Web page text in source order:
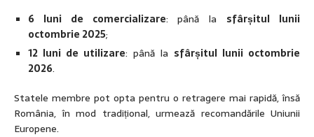
6 luni de comercializare: până la sfârșitul lunii
octombrie 2025;
12 luni de utilizare: până la sfârșitul lunii octombrie
2026.
Statele membre pot opta pentru o retragere mai rapidă, însă
România, în mod tradițional, urmează recomandările Uniunii
Europene.